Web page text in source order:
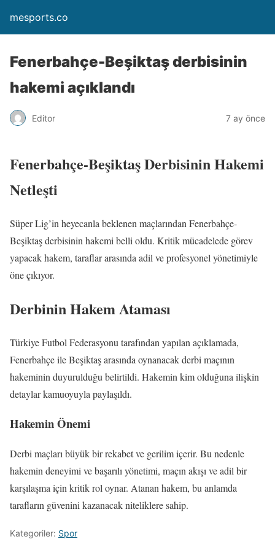
mesports.co
Fenerbahçe-Beşiktaş derbisinin
hakemi açıklandı
Editor 7 ay önce
Fenerbahçe-Beşiktaş Derbisinin Hakemi
Netleşti
Süper Lig’in heyecanla beklenen maçlarından Fenerbahçe-
Beşiktaş derbisinin hakemi belli oldu. Kritik mücadelede görev
yapacak hakem, taraflar arasında adil ve profesyonel yönetimiyle
öne çıkıyor.
Derbinin Hakem Ataması
Türkiye Futbol Federasyonu tarafından yapılan açıklamada,
Fenerbahçe ile Beşiktaş arasında oynanacak derbi maçının
hakeminin duyurulduğu belirtildi. Hakemin kim olduğuna ilişkin
detaylar kamuoyuyla paylaşıldı.
Hakemin Önemi
Derbi maçları büyük bir rekabet ve gerilim içerir. Bu nedenle
hakemin deneyimi ve başarılı yönetimi, maçın akışı ve adil bir
karşılaşma için kritik rol oynar. Atanan hakem, bu anlamda
tarafların güvenini kazanacak niteliklere sahip.
Kategoriler: Spor